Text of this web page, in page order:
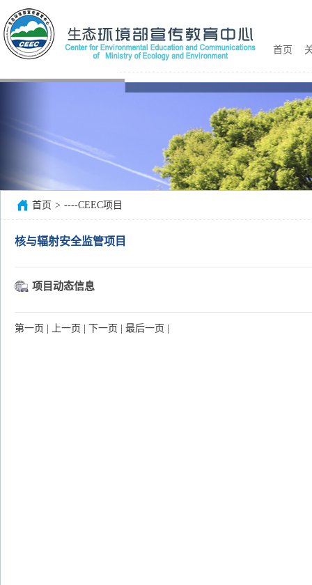
首页
首页 > ----CEEC项目
核与辐射安全监管项目
项目动态信息
第一页 上一页 下一页 最后一页